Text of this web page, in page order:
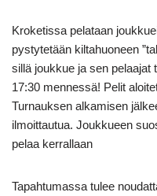
Kroketissa pelataan
pystytetään kiltahuoneen
sillä joukkue ja sen pelaajat
17:30 mennessä! Pelit
Turnauksen alkamisen
ilmoittautua. Joukkueen
pelaa kerrallaan
Tapahtumassa tulee